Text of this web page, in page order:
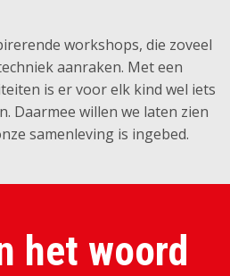
workshops, die zoveel
aanraken. Met een
is er voor elk kind wel iets
Daarmee willen we laten zien
samenleving is ingebed.
het woord